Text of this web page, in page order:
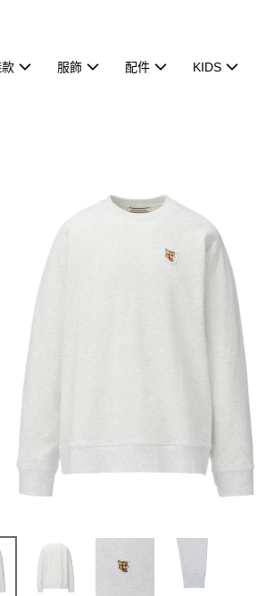
服飾 配件 KIDS